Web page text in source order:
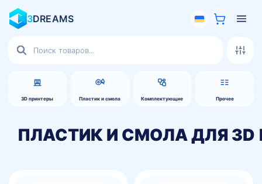
3DREAMS
3D принтеры Пластик и смола Комплектующие Прочее
товаров